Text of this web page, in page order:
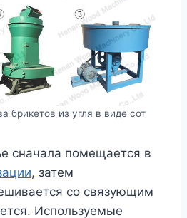
брикетов из угля в виде сот
сначала помещается в
, затем
со связующим
Используемые